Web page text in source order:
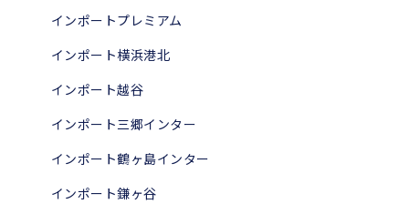
インポートプレミアム
インポート横浜港北
インポート越谷
インポート三郷インター
インポート鶴ヶ島インター
インポート鎌ヶ谷